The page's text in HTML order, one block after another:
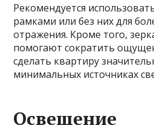
Рекомендуется
рамками или без них для
отражения. Кроме того,
помогают сократить
сделать квартиру
минимальных источниках
Освещение